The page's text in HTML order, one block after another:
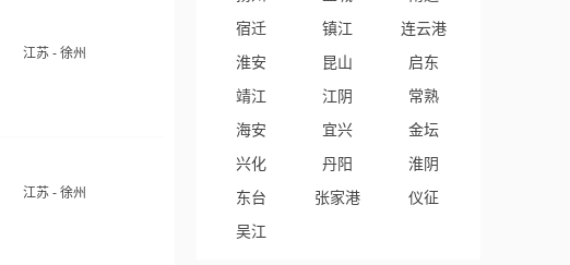
江苏 - 徐州
江苏 - 徐州
宿迁
镇江
连云港
淮安
昆山
启东
靖江
江阴
常熟
海安
宜兴
金坛
兴化
丹阳
淮阴
东台
张家港
仪征
吴江